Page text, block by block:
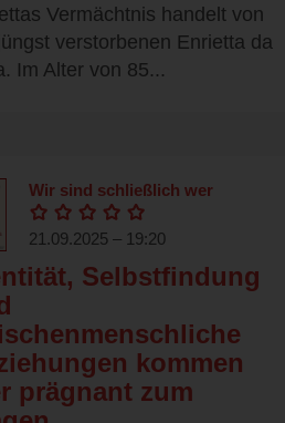
Vermächtnis handelt von
verstorbenen Enrietta da
Im Alter von 85...
Wir sind schließlich wer
21.09.2025 – 19:20
Selbstfindung
kommen
prägnant zum